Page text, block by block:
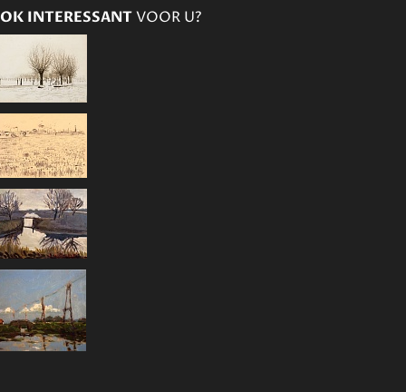
INTERESSANTVOOR U?